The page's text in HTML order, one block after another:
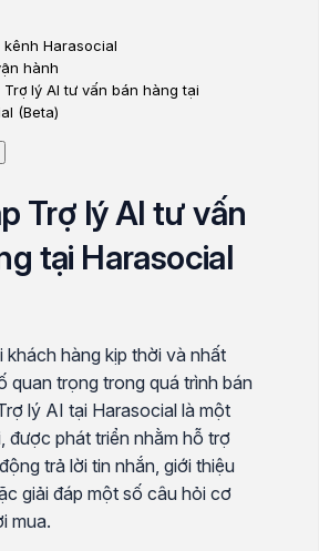
kênh Harasocial
hành
Trợ lý AI tư vấn bán hàng tại
(Beta)
Trợ lý AI tư vấn
tại Harasocial
khách hàng kịp thời và nhất
quan trọng trong quá trình bán
lý AI tại Harasocial là một
được phát triển nhằm hỗ trợ
trả lời tin nhắn, giới thiệu
giải đáp một số câu hỏi cơ
mua.